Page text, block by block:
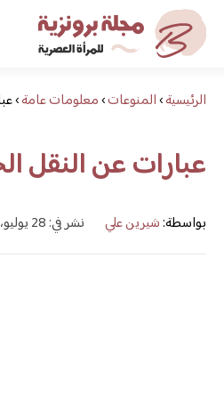
مجلة برونزية
ابحث عن أي
الرئيسية›المنوعات›معلومات عامة›
عبارات عن النقل
بواسطة:شيرين علي نشر في: 28 يوليو، 2022